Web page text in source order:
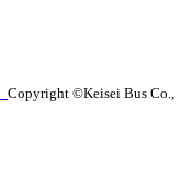
Copyright ©Keisei Bus Co.,